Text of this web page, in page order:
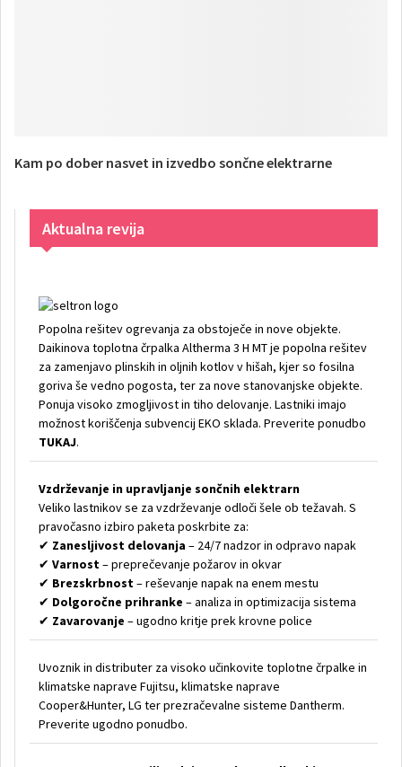
Kam po dober nasvet in izvedbo sončne elektrarne
Aktualna revija
Popolna rešitev ogrevanja za obstoječe in nove objekte.
Daikinova toplotna črpalka Altherma 3 H MT je popolna rešitev
za zamenjavo plinskih in oljnih kotlov v hišah, kjer so fosilna
goriva še vedno pogosta, ter za nove stanovanjske objekte.
Ponuja visoko zmogljivost in tiho delovanje. Lastniki imajo
možnost koriščenja subvencij EKO sklada. Preverite ponudbo
TUKAJ.
Vzdrževanje in upravljanje sončnih elektrarn
Veliko lastnikov se za vzdrževanje odloči šele ob težavah. S
pravočasno izbiro paketa poskrbite za:
✔ Zanesljivost delovanja – 24/7 nadzor in odpravo napak
✔ Varnost– preprečevanje požarov in okvar
✔ Brezskrbnost– reševanje napak na enem mestu
✔ Dolgoročne prihranke – analiza in optimizacija sistema
✔ Zavarovanje – ugodno kritje prek krovne police
Uvoznik in distributer za visoko učinkovite toplotne črpalke in
klimatske naprave Fujitsu, klimatske naprave
Cooper&Hunter, LG ter prezračevalne sisteme Dantherm.
Preverite ugodno ponudbo.